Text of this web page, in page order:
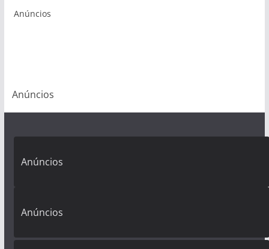
Anúncios
Anúncios
Anúncios
Anúncios